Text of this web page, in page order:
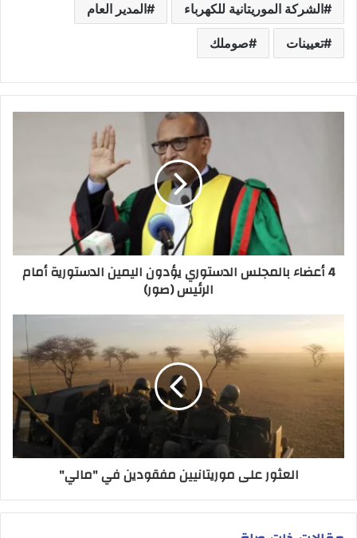
الشركة الموريتانية للكهرباء المدير العام
تعيينات صوملك
4 أعضاء بالمجلس الدستوري يؤدون اليمين الدستورية أمام
الرئيس (صور)
العثور على موريتانيين مفقودين في "مالي"